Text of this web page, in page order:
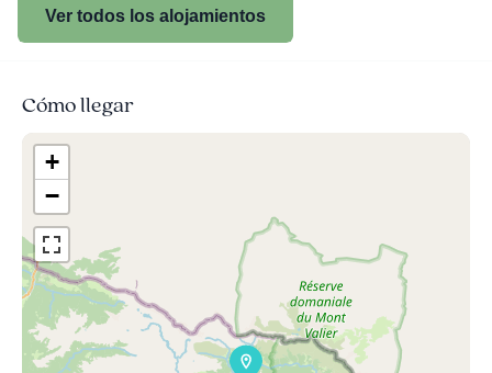
Ver todos los alojamientos
Cómo llegar
+
−